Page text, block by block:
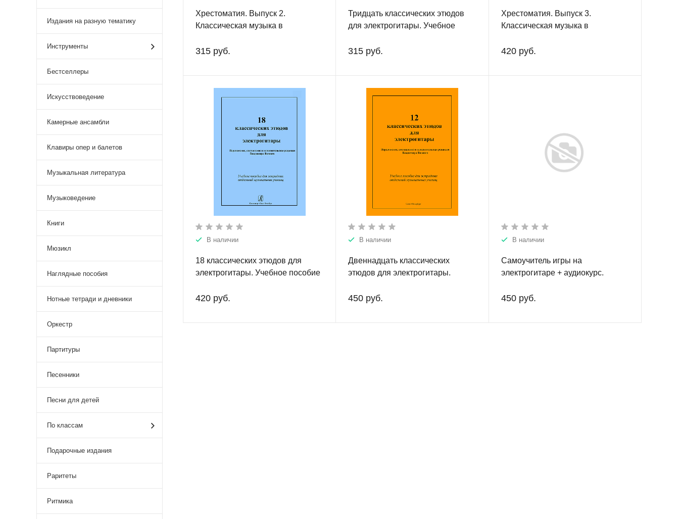
Издания на разную тематику
Инструменты
Бестселлеры
Искусствоведение
Камерные ансамбли
Клавиры опер и балетов
Музыкальная литература
Музыковедение
Книги
Мюзикл
Наглядные пособия
Нотные тетради и дневники
Оркестр
Партитуры
Песенники
Песни для детей
По классам
Подарочные издания
Раритеты
Ритмика
Хрестоматия. Выпуск 2.
Классическая музыка в
и фортепиано. Учебное пособие
315 руб.
Тридцать классических этюдов
для электрогитары. Учебное
отделений музыкальных училищ.
315 руб.
Хрестоматия. Выпуск 3.
Классическая музыка в
и фортепиано. Учебное пособие
420 руб.
В наличии
18 классических этюдов для
электрогитары. Учебное пособие
музыкальных училищ.
420 руб.
В наличии
Двеннадцать классических
этюдов для электрогитары.
эстрадных отделений
450 руб.
В наличии
Самоучитель игры на
электрогитаре + аудиокурс.
450 руб.